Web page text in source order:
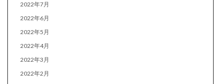
2022年7月
2022年6月
2022年5月
2022年4月
2022年3月
2022年2月